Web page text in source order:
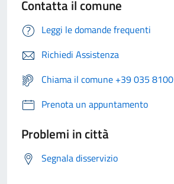
Contatta il comune
Leggi le domande frequenti
Richiedi Assistenza
Chiama il comune +39 035
Prenota un appuntamento
Problemi in città
Segnala disservizio